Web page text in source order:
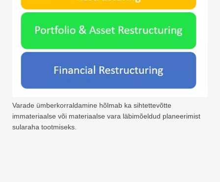
Varade ümberkorraldamine hõlmab ka sihtettevõtte
immateriaalse või materiaalse vara läbimõeldud planeerimist
sularaha tootmiseks.